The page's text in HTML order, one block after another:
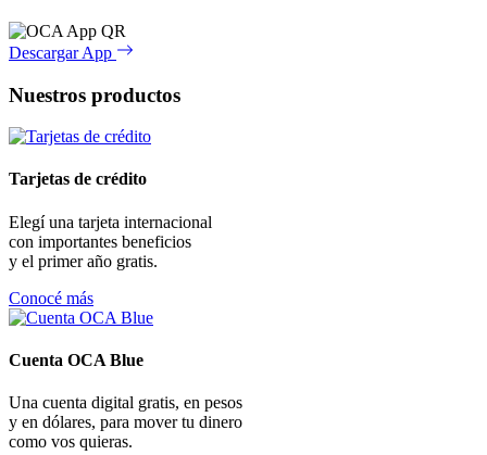
Descargar App
Nuestros productos
Tarjetas de crédito
Elegí una tarjeta internacional
con importantes beneficios
y el primer año gratis.
Conocé más
Cuenta OCA Blue
Una cuenta digital gratis, en pesos
y en dólares, para mover tu dinero
como vos quieras.